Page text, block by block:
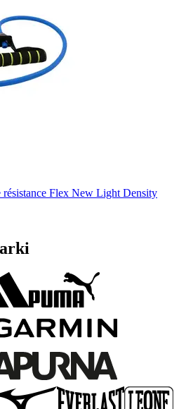
résistance Flex New Light Density